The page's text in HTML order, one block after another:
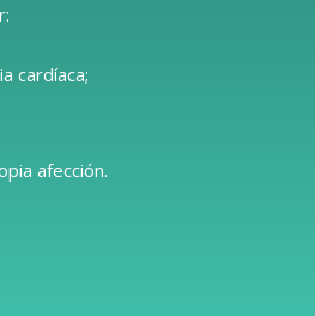
cardíaca;
afección.